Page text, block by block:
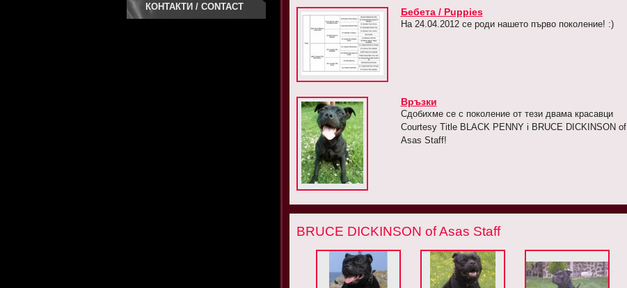
Бебета / Puppies
На 24.04.2012 се роди нашето първо поколение! :)
Връзки
Сдобихме се с поколение от тези двама красавци
Courtesy Title BLACK PENNY i BRUCE DICKINSON of
Asas Staff!
BRUCE DICKINSON of Asas Staff
КОНТАКТИ / CONTACT